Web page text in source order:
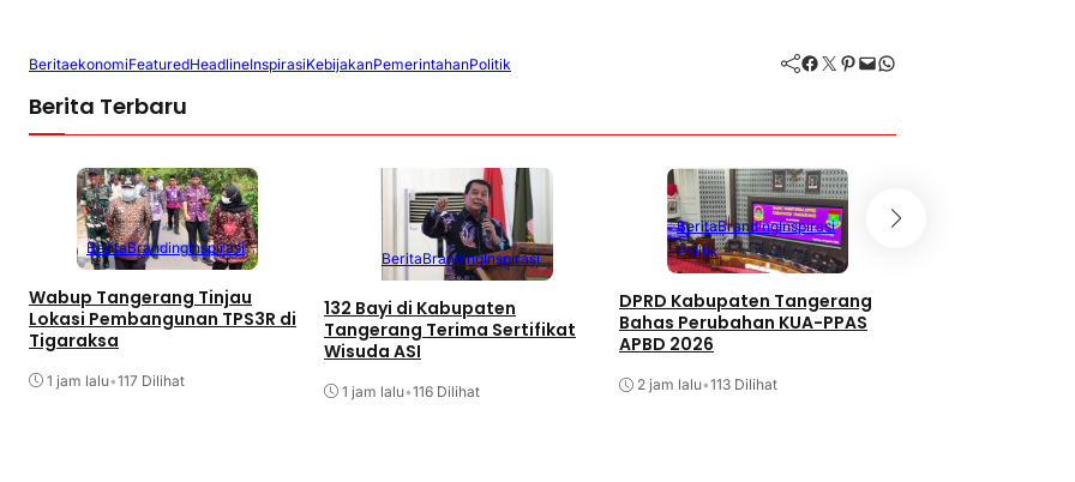
BeritaekonomiFeaturedHeadlineInspirasiKebijakanPemerintahanPolitik Facebook Twitter Pinterest Mail WhatsApp
Berita Terbaru
BeritaBrandingInspirasi
Wabup Tangerang Tinjau
Lokasi Pembangunan TPS3R di
Tigaraksa
1 jam lalu•117 Dilihat
BeritaBrandingInspirasi
132 Bayi di Kabupaten
Tangerang Terima Sertifikat
Wisuda ASI
1 jam lalu•116 Dilihat
BeritaBrandingInspirasi
Politik
DPRD Kabupaten Tangerang
Bahas Perubahan KUA-PPAS
APBD 2026
2 jam lalu•113 Dilihat